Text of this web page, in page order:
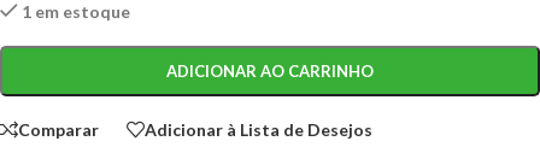
1 em estoque
ADICIONAR AO CARRINHO
Comparar Adicionar à Lista de Desejos